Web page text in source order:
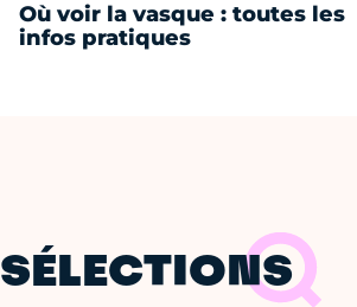
Où voir la vasque : toutes les
infos pratiques
SÉLECTIONS